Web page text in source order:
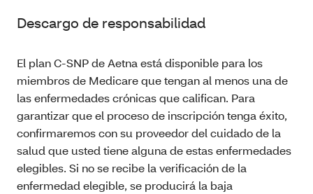
Descargo de responsabilidad
El plan C-SNP de Aetna está disponible para los
miembros de Medicare que tengan al menos una de
las enfermedades crónicas que califican. Para
garantizar que el proceso de inscripción tenga éxito,
confirmaremos con su proveedor del cuidado de la
salud que usted tiene alguna de estas enfermedades
elegibles. Si no se recibe la verificación de la
enfermedad elegible, se producirá la baja